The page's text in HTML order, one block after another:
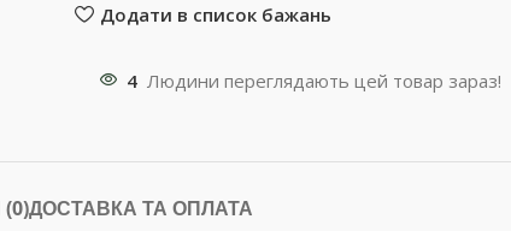
Додати в список бажань
4 Людини переглядають цей товар зараз!
ДОСТАВКА ТА ОПЛАТА